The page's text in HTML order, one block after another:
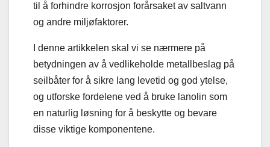
til å forhindre korrosjon forårsaket av saltvann
og andre miljøfaktorer.
I denne artikkelen skal vi se nærmere på
betydningen av å vedlikeholde metallbeslag på
seilbåter for å sikre lang levetid og god ytelse,
og utforske fordelene ved å bruke lanolin som
en naturlig løsning for å beskytte og bevare
disse viktige komponentene.